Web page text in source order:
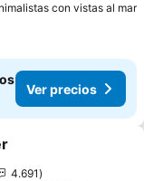
con vistas al mar
Ver precios
4.691